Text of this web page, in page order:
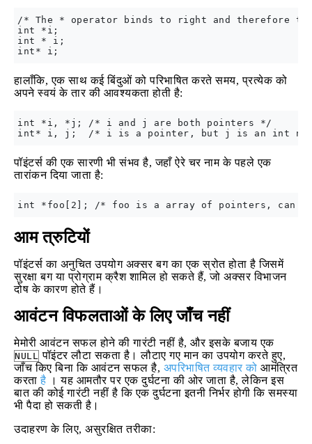
/* The * operator binds to right and therefore
int *i;
int * i;
हालाँकि, एक साथ कई बिंदुओं को परिभाषित करते समय, प्रत्येक को
अपने स्वयं के तार की आवश्यकता होती है:
int *i, *j; /* i and j are both pointers */
पॉइंटर्स की एक सारणी भी संभव है, जहाँ ऐरे चर नाम के पहले एक
तारांकन दिया जाता है:
आम त्रुटियों
पॉइंटर्स का अनुचित उपयोग अक्सर बग का एक स्रोत होता है जिसमें
सुरक्षा बग या प्रोग्राम क्रैश शामिल हो सकते हैं, जो अक्सर विभाजन
दोष के कारण होते हैं।
आवंटन विफलताओं के लिए जाँच नहीं
मेमोरी आवंटन सफल होने की गारंटी नहीं है, और इसके बजाय एक
NULL पॉइंटर लौटा सकता है। लौटाए गए मान का उपयोग करते हुए,
जाँच किए बिना कि आवंटन सफल है, अपरिभाषित व्यवहार को आमंत्रित
करताहै । यह आमतौर पर एक दुर्घटना की ओर जाता है, लेकिन इस
बात की कोई गारंटी नहीं है कि एक दुर्घटना इतनी निर्भर होगी कि समस्या
भी पैदा हो सकती है।
उदाहरण के लिए, असुरक्षित तरीका: